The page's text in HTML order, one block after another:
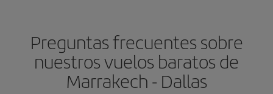
Preguntas frecuentes sobre
nuestros vuelos baratos de
Marrakech - Dallas